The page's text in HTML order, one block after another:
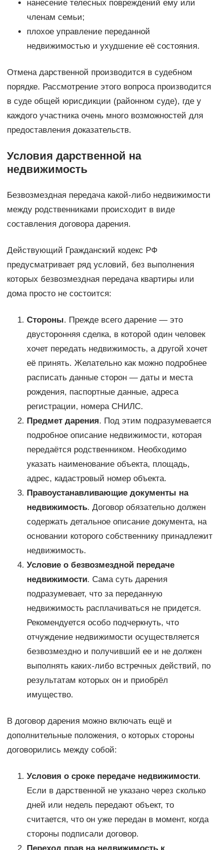
нанесение телесных повреждений ему или
членам семьи;
плохое управление переданной
недвижимостью и ухудшение её состояния.
Отмена дарственной производится в судебном
порядке. Рассмотрение этого вопроса производится
в суде общей юрисдикции (районном суде), где у
каждого участника очень много возможностей для
предоставления доказательств.
Условия дарственной на
недвижимость
Безвозмездная передача какой-либо недвижимости
между родственниками происходит в виде
составления договора дарения.
Действующий Гражданский кодекс РФ
предусматривает ряд условий, без выполнения
которых безвозмездная передача квартиры или
дома просто не состоится:
Стороны. Прежде всего дарение — это
двусторонняя сделка, в которой один человек
хочет передать недвижимость, а другой хочет
её принять. Желательно как можно подробнее
расписать данные сторон — даты и места
рождения, паспортные данные, адреса
регистрации, номера СНИЛС.
Предмет дарения. Под этим подразумевается
подробное описание недвижимости, которая
передаётся родственником. Необходимо
указать наименование объекта, площадь,
адрес, кадастровый номер объекта.
Правоустанавливающие документы на
недвижимость. Договор обязательно должен
содержать детальное описание документа, на
основании которого собственнику принадлежит
недвижимость.
Условие о безвозмездной передаче
недвижимости. Сама суть дарения
подразумевает, что за переданную
недвижимость расплачиваться не придется.
Рекомендуется особо подчеркнуть, что
отчуждение недвижимости осуществляется
безвозмездно и получивший ее и не должен
выполнять каких-либо встречных действий, по
результатам которых он и приобрёл
имущество.
В договор дарения можно включать ещё и
дополнительные положения, о которых стороны
договорились между собой:
Условия о сроке передаче недвижимости.
Если в дарственной не указано через сколько
дней или недель передают объект, то
считается, что он уже передан в момент, когда
стороны подписали договор.